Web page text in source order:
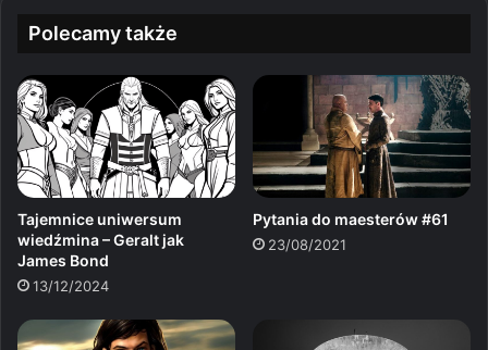
Polecamy także
Tajemnice uniwersum
wiedźmina – Geralt jak
James Bond
13/12/2024
Pytania do maesterów #61
23/08/2021